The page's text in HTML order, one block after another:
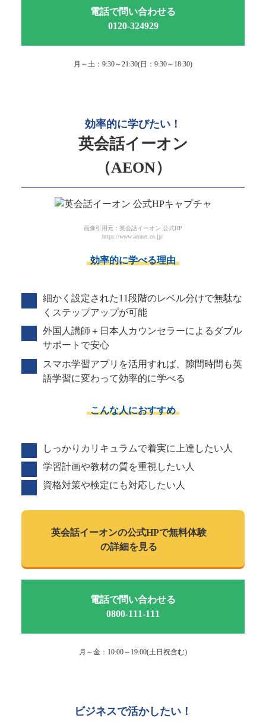
電話で問い合わせる
0120-324929
月～土：9:30～21:30(日：9:30～18:30)
効率的に学びたい！
英会話イーオン
（AEON）
画像引用元：英会話イーオン 公式HP
https://www.aeonet.co.jp/
効率的に学べる理由
細かく設定された11段階のレベル分けで無駄な
くステップアップが可能
外国人講師＋日本人カウンセラーによるダブル
サポートで安心
スマホ学習アプリを活用すれば、隙間時間も英
語学習に変わって効率的に学べる
こんな人におすすめ
しっかりカリキュラムで着実に上達したい人
学習計画や教材の質を重視したい人
資格対策や検定にも対応したい人
英会話イーオンの公式HPで無料体験
の詳細を見る
電話で問い合わせる
0800-111-111
月～金：10:00～19:00(土日祝含む)
ビジネスで活かしたい！